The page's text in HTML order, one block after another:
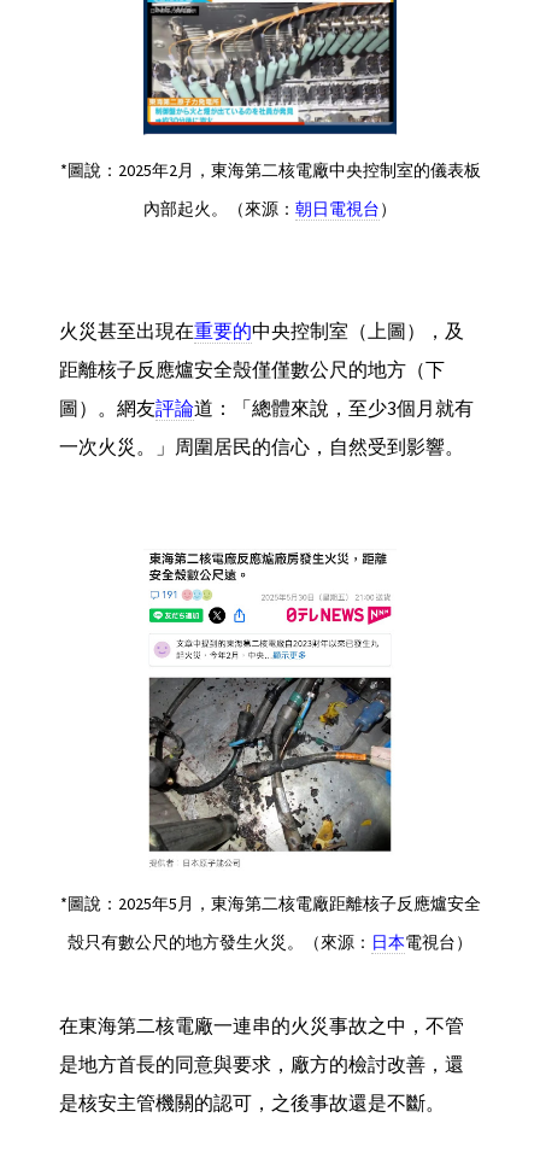
*圖說：2025年2月，東海第二核電廠中央控制室的儀表板
內部起火。（來源： 朝日電視台）
火災甚至出現在重要的中央控制室（上圖），及
距離核子反應爐安全殼僅僅數公尺的地方（下
圖）。網友評論道：「總體來說，至少3個月就有
一次火災。」周圍居民的信心，自然受到影響。
*圖說：2025年5月，東海第二核電廠距離核子反應爐安全
殼只有數公尺的地方發生火災。（來源： 日本電視台）
在東海第二核電廠一連串的火災事故之中，不管
是地方首長的同意與要求，廠方的檢討改善，還
是核安主管機關的認可，之後事故還是不斷。